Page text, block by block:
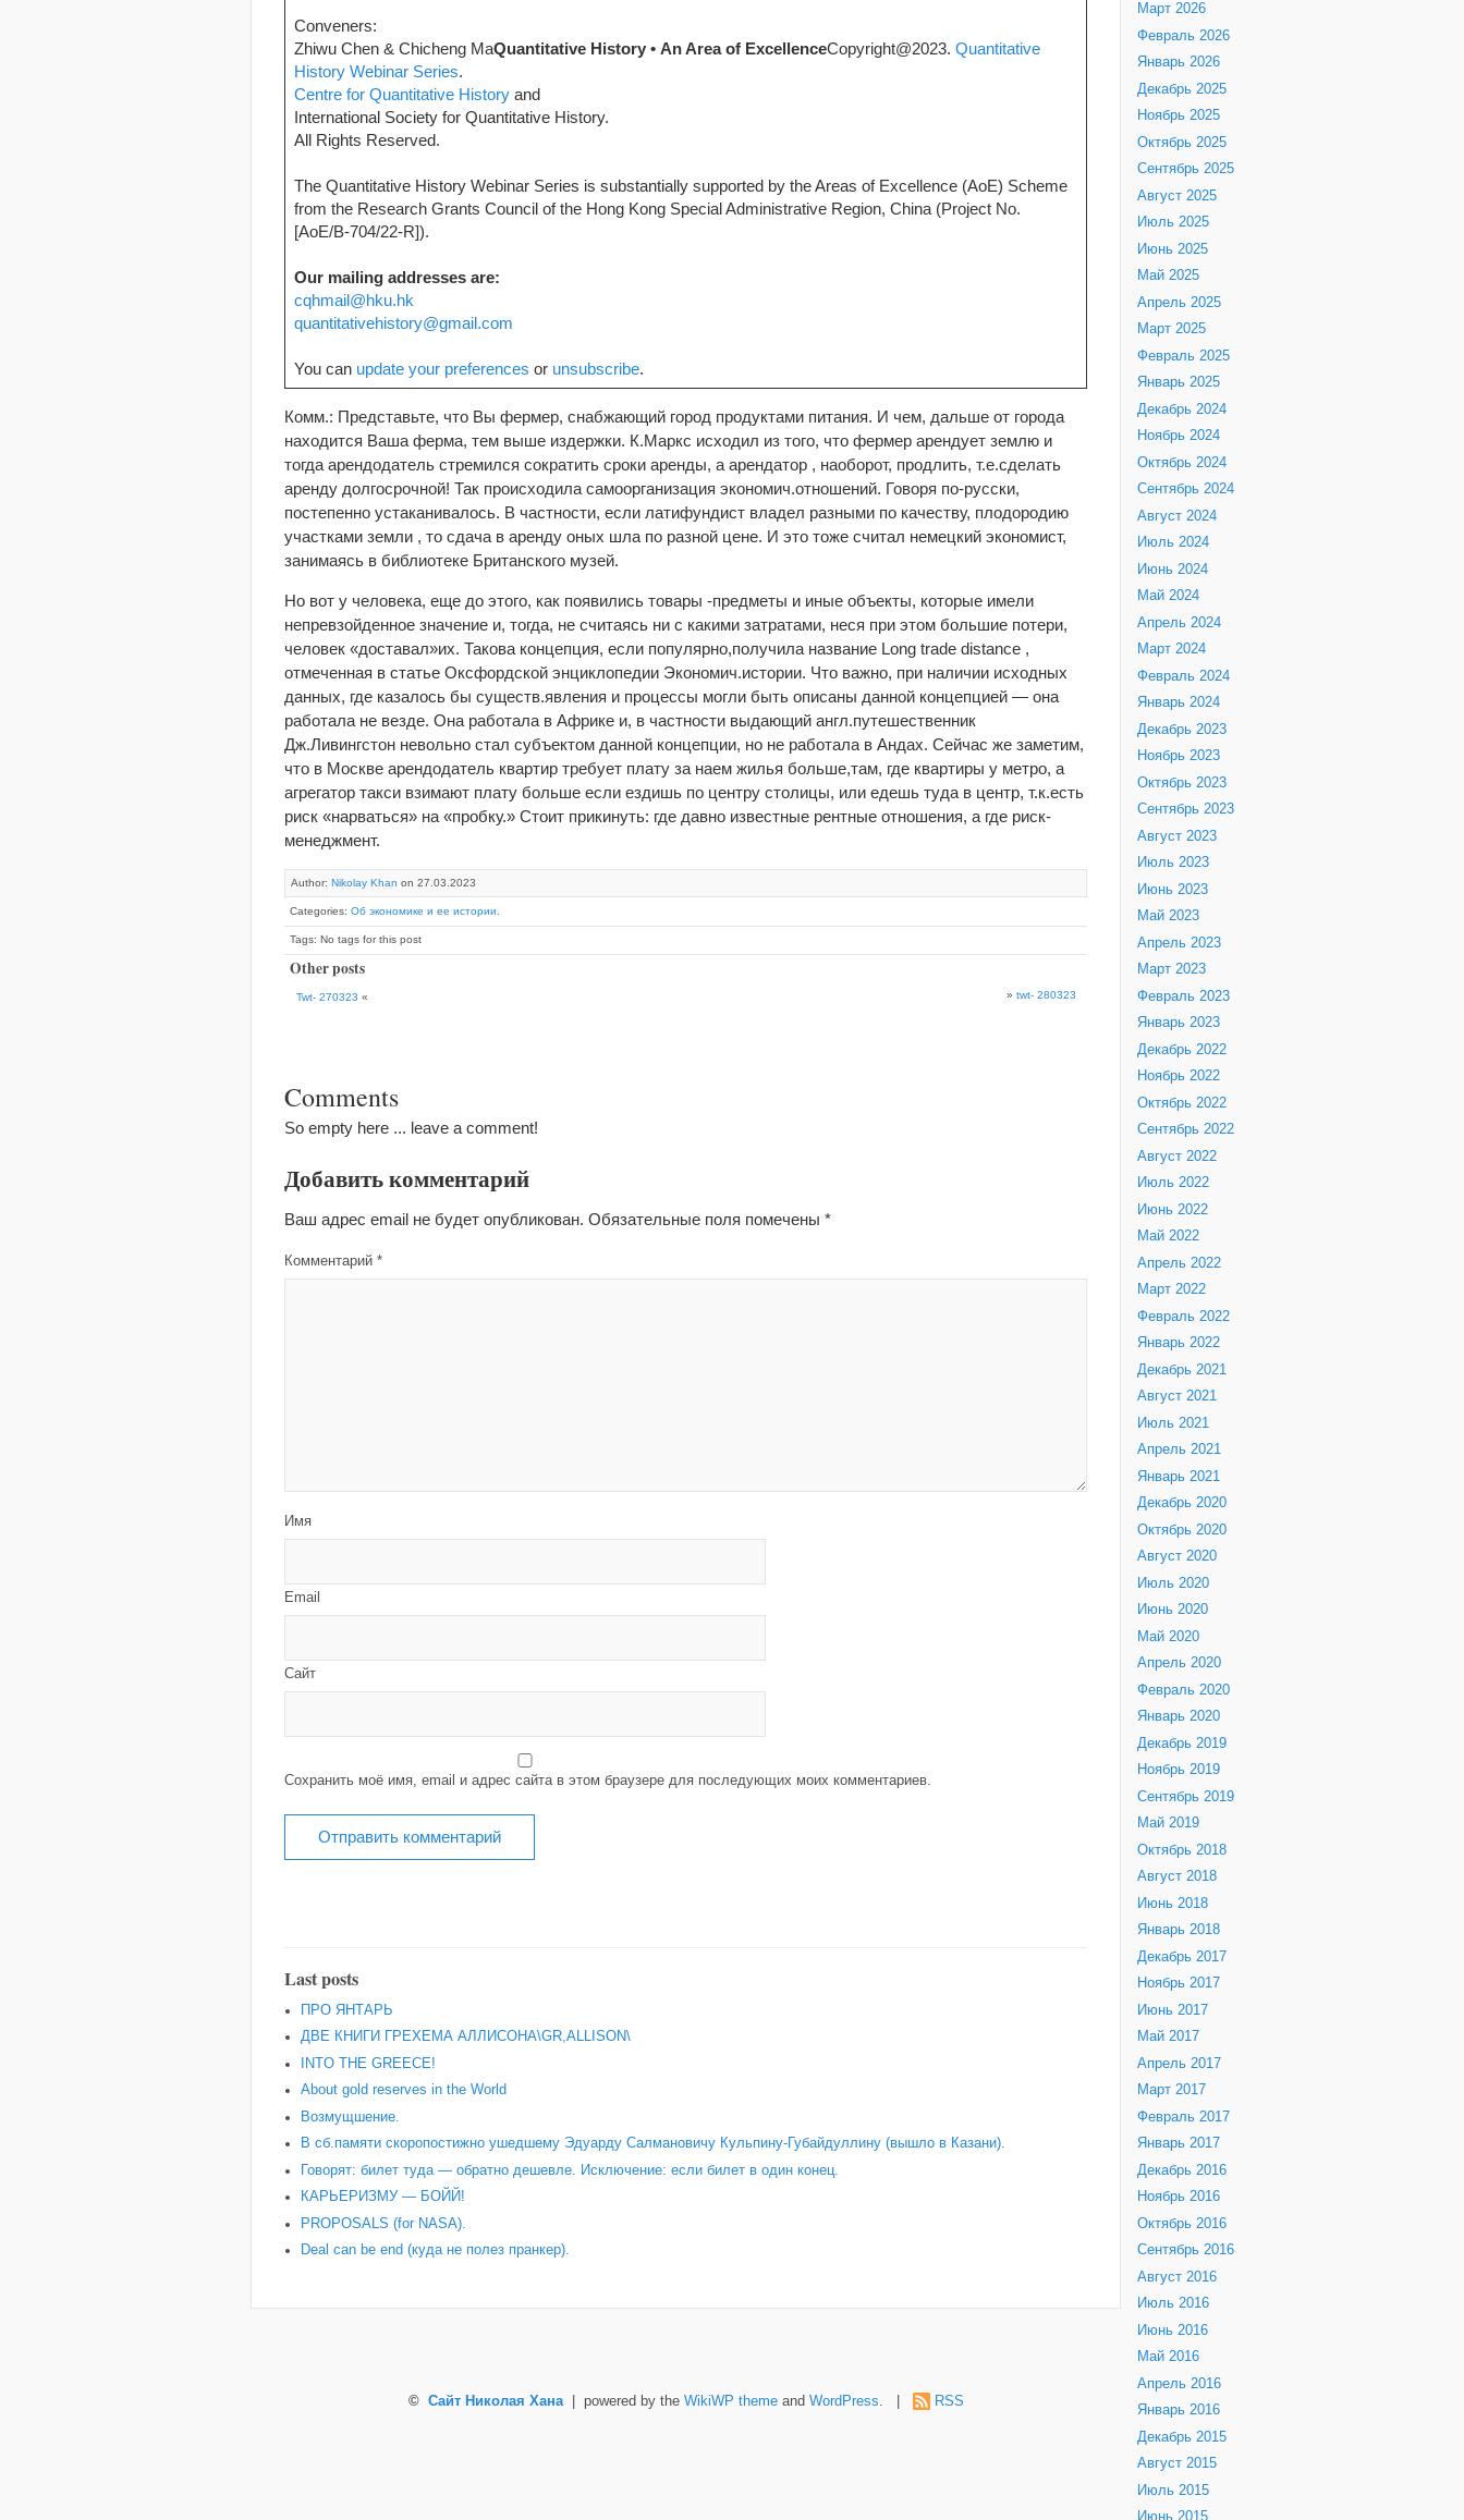
Conveners:
Zhiwu Chen & Chicheng MaQuantitative History • An Area of ExcellenceCopyright@2023. Quantitative
History Webinar Series.
Centre for Quantitative Historyand
International Society for Quantitative History.
All Rights Reserved.
The Quantitative History Webinar Series is substantially supported by the Areas of Excellence (AoE) Scheme
from the Research Grants Council of the Hong Kong Special Administrative Region, China (Project No.
[AoE/B-704/22-R]).
Our mailing addresses are:
cqhmail@hku.hk
quantitativehistory@gmail.com
You can update your preferences or unsubscribe.
Комм.: Представьте, что Вы фермер, снабжающий город продуктами питания. И чем, дальше от города
находится Ваша ферма, тем выше издержки. К.Маркс исходил из того, что фермер арендует землю и
тогда арендодатель стремился сократить сроки аренды, а арендатор , наоборот, продлить, т.е.сделать
аренду долгосрочной! Так происходила самоорганизация экономич.отношений. Говоря по-русски,
постепенно устаканивалось. В частности, если латифундист владел разными по качеству, плодородию
участками земли , то сдача в аренду оных шла по разной цене. И это тоже считал немецкий экономист,
занимаясь в библиотеке Британского музей.
Но вот у человека, еще до этого, как появились товары -предметы и иные объекты, которые имели
непревзойденное значение и, тогда, не считаясь ни с какими затратами, неся при этом большие потери,
человек «доставал»их. Такова концепция, если популярно,получила название Long trade distance ,
отмеченная в статье Оксфордской энциклопедии Экономич.истории. Что важно, при наличии исходных
данных, где казалось бы существ.явления и процессы могли быть описаны данной концепцией — она
работала не везде. Она работала в Африке и, в частности выдающий англ.путешественник
Дж.Ливингстон невольно стал субъектом данной концепции, но не работала в Андах. Сейчас же заметим,
что в Москве арендодатель квартир требует плату за наем жилья больше,там, где квартиры у метро, а
агрегатор такси взимают плату больше если ездишь по центру столицы, или едешь туда в центр, т.к.есть
риск «нарваться» на «пробку.» Стоит прикинуть: где давно известные рентные отношения, а где риск-
менеджмент.
Author: Nikolay Khan on 27.03.2023
Categories: Об экономике и ее истории.
Tags: No tags for this post
Other posts
Twt- 270323 « » twt- 280323
Comments
So empty here ... leave a comment!
Добавить комментарий
Ваш адрес email не будет опубликован. Обязательные поля помечены *
Комментарий *
Имя
Email
Сайт
Сохранить моё имя, email и адрес сайта в этом браузере для последующих моих комментариев.
Last posts
ПРО ЯНТАРЬ
ДВЕ КНИГИ ГРЕХЕМА АЛЛИСОНА\GR,ALLISON\
INTO THE GREECE!
About gold reserves in the World
Возмущшение.
В сб.памяти скоропостижно ушедшему Эдуарду Салмановичу Кульпину-Губайдуллину (вышло в Казани).
Говорят: билет туда — обратно дешевле. Исключение: если билет в один конец.
КАРЬЕРИЗМУ — БОЙЙ!
PROPOSALS (for NASA).
Deal can be end (куда не полез пранкер).
Март 2026
Февраль 2026
Январь 2026
Декабрь 2025
Ноябрь 2025
Октябрь 2025
Сентябрь 2025
Август 2025
Июль 2025
Июнь 2025
Май 2025
Апрель 2025
Март 2025
Февраль 2025
Январь 2025
Декабрь 2024
Ноябрь 2024
Октябрь 2024
Сентябрь 2024
Август 2024
Июль 2024
Июнь 2024
Май 2024
Апрель 2024
Март 2024
Февраль 2024
Январь 2024
Декабрь 2023
Ноябрь 2023
Октябрь 2023
Сентябрь 2023
Август 2023
Июль 2023
Июнь 2023
Май 2023
Апрель 2023
Март 2023
Февраль 2023
Январь 2023
Декабрь 2022
Ноябрь 2022
Октябрь 2022
Сентябрь 2022
Август 2022
Июль 2022
Июнь 2022
Май 2022
Апрель 2022
Март 2022
Февраль 2022
Январь 2022
Декабрь 2021
Август 2021
Июль 2021
Апрель 2021
Январь 2021
Декабрь 2020
Октябрь 2020
Август 2020
Июль 2020
Июнь 2020
Май 2020
Апрель 2020
Февраль 2020
Январь 2020
Декабрь 2019
Ноябрь 2019
Сентябрь 2019
Май 2019
Октябрь 2018
Август 2018
Июнь 2018
Январь 2018
Декабрь 2017
Ноябрь 2017
Июнь 2017
Май 2017
Апрель 2017
Март 2017
Февраль 2017
Январь 2017
Декабрь 2016
Ноябрь 2016
Октябрь 2016
Сентябрь 2016
Август 2016
Июль 2016
Июнь 2016
Май 2016
Апрель 2016
Январь 2016
Декабрь 2015
Август 2015
Июль 2015
© Сайт Николая Хана| powered by the WikiWP themeand WordPress. | RSS